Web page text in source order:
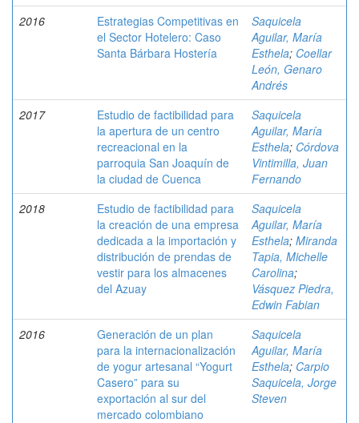
2016
Estrategias Competitivas en
el Sector Hotelero: Caso
Santa Bárbara Hostería
Saquicela
Aguilar, María
Esthela; Coellar
León, Genaro
Andrés
2017
Estudio de factibilidad para
la apertura de un centro
recreacional en la
parroquia San Joaquín de
la ciudad de Cuenca
Saquicela
Aguilar, María
Esthela; Córdova
Vintimilla, Juan
Fernando
2018
Estudio de factibilidad para
la creación de una empresa
dedicada a la importación y
distribución de prendas de
vestir para los almacenes
del Azuay
Saquicela
Aguilar, María
Esthela; Miranda
Tapia, Michelle
Carolina;
Vásquez Piedra,
Edwin Fabian
2016
Generación de un plan
para la internacionalización
de yogur artesanal “Yogurt
Casero” para su
exportación al sur del
mercado colombiano
Saquicela
Aguilar, María
Esthela; Carpio
Saquicela, Jorge
Steven